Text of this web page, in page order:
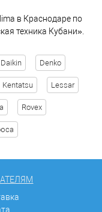
Daikin Denko
Kentatsu Lessar
Rovex
в Краснодаре по
техника Кубани».